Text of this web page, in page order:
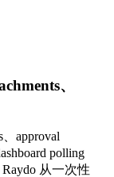
、
、approval
polling
Raydo 从一次性